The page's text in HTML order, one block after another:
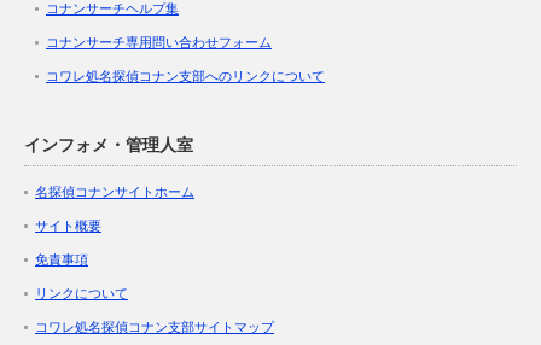
コナンサーチヘルプ集
コナンサーチ専用問い合わせフォーム
コワレ処名探偵コナン支部へのリンクについて
インフォメ・管理人室
名探偵コナンサイトホーム
サイト概要
免責事項
リンクについて
コワレ処名探偵コナン支部サイトマップ